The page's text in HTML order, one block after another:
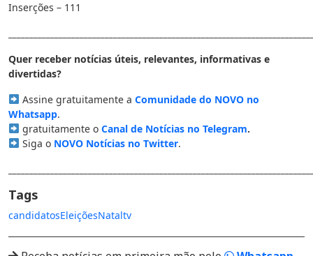
Inserções – 111
Quer receber notícias úteis, relevantes, informativas e
divertidas?
Assine gratuitamente a Comunidade do NOVO no
Whatsapp.
gratuitamente o Canal de Notícias no Telegram.
Siga o NOVO Notícias no Twitter.
Tags
candidatosEleiçõesNataltv